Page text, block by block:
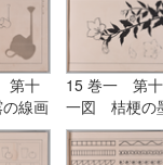
第十
線画
15 巻一 第十
一図 桔梗の
画